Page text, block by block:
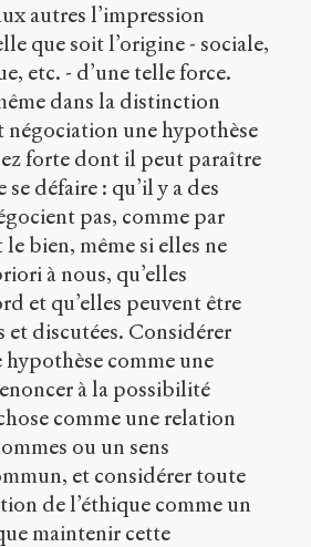
autres l’impression
que soit l’origine - sociale,
etc. - d’une telle force.
dans la distinction
négociation une hypothèse
forte dont il peut paraître
se défaire : qu’il y a des
pas, comme par
bien, même si elles ne
à nous, qu’elles
et qu’elles peuvent être
discutées. Considérer
comme une
à la possibilité
comme une relation
ou un sens
et considérer toute
de l’éthique comme un
maintenir cette